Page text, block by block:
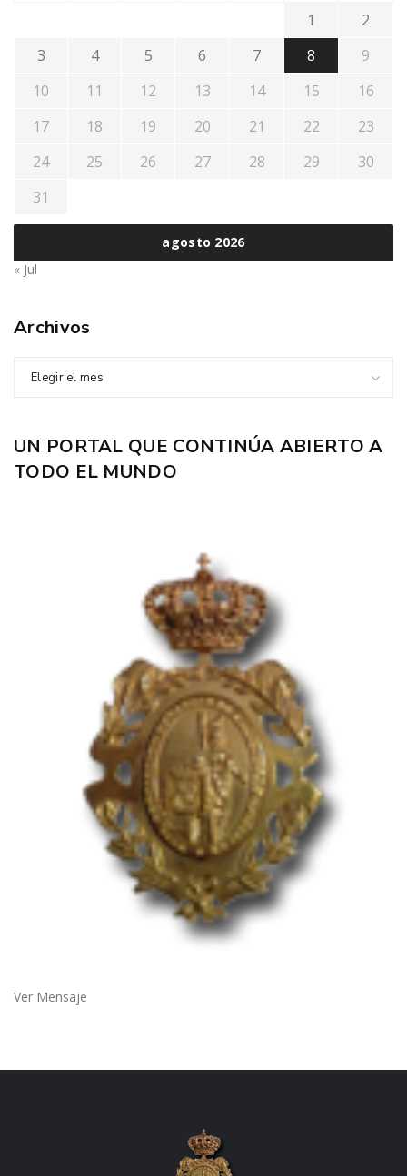
agosto 2026
1
2
3
4 5 6 7 8
9
10
11 12 13 14 15
16
17
18 19 20 21 22
23
24
25 26 27 28 29
30
31
« Jul
Archivos
Elegir el mes
UN PORTAL QUE CONTINÚA ABIERTO A
TODO EL MUNDO
Ver Mensaje